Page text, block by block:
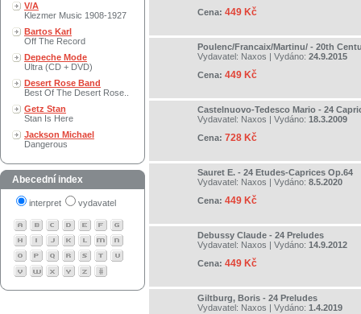
V/A
Klezmer Music 1908-1927
Bartos Karl
Off The Record
Depeche Mode
Ultra (CD + DVD)
Desert Rose Band
Best Of The Desert Rose..
Getz Stan
Stan Is Here
Jackson Michael
Dangerous
Abecední index
interpret vydavatel
Cena: 449 Kč
Poulenc/Francaix/Martinu/ - 20th
Vydavatel: Naxos | Vydáno: 24.9.2015
Cena: 449 Kč
Castelnuovo-Tedesco Mario - 24
Vydavatel: Naxos | Vydáno: 18.3.2009
Cena: 728 Kč
Sauret E. - 24 Etudes-Caprices Op.64
Vydavatel: Naxos | Vydáno: 8.5.2020
Cena: 449 Kč
Debussy Claude - 24 Preludes
Vydavatel: Naxos | Vydáno: 14.9.2012
Cena: 449 Kč
Giltburg, Boris - 24 Preludes
Vydavatel: Naxos | Vydáno: 1.4.2019